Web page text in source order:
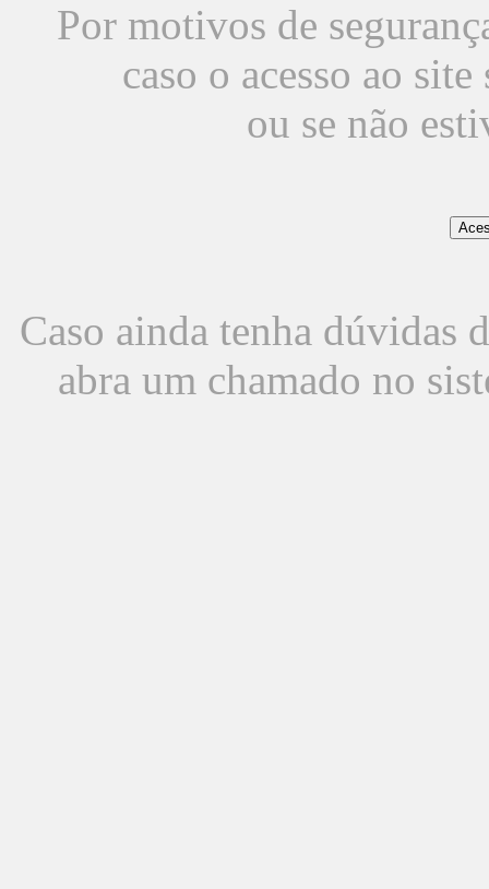
Por motivos de
caso o acesso ao
ou se não
Caso ainda tenha dúvidas
abra um chamado no